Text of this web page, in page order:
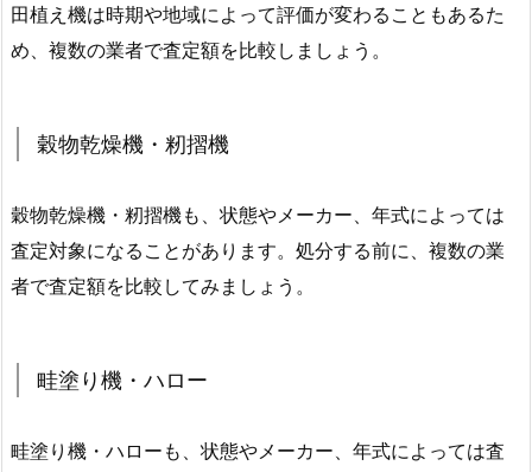
田植え機は時期や地域によって評価が変わることもあるた
め、複数の業者で査定額を比較しましょう。
穀物乾燥機・籾摺機
穀物乾燥機・籾摺機も、状態やメーカー、年式によっては
査定対象になることがあります。処分する前に、複数の業
者で査定額を比較してみましょう。
畦塗り機・ハロー
畦塗り機・ハローも、状態やメーカー、年式によっては査